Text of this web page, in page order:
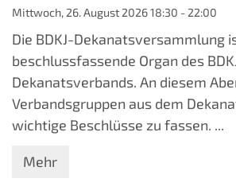
Mittwoch, 26. August 2026 18:30 - 22:00
Die BDKJ-Dekanatsversammlung
beschlussfassende Organ des
Dekanatsverbands. An diesem
Verbandsgruppen aus dem
wichtige Beschlüsse zu fassen. ...
Mehr